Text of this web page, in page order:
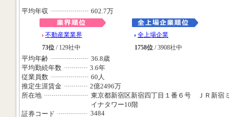
平均年収 602.7万
不動産業業界
73位 / 129社中
全上場企業
1758位 / 3908社中
平均年齢
36.8歳
平均勤続年数
3.6年
従業員数
60人
推定生涯賃金
2億2496万
所在地
東京都新宿区新宿四丁目１番６号 ＪＲ新宿
イナタワー10階
証券コード
3484